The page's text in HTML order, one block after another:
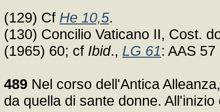
(129) Cf He 10,5.
(130) Concilio Vaticano II, Cost.
(1965) 60; cf Ibid., LG 61: AAS
489 Nel corso dell'Antica
da quella di sante donne.